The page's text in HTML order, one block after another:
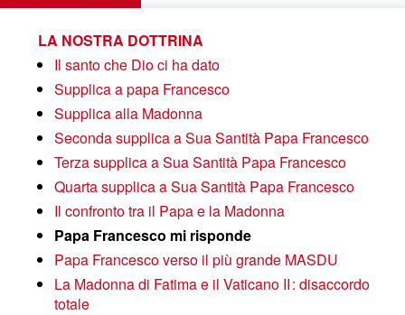
LA NOSTRA DOTTRINA
Il santo che Dio ci ha dato
Supplica a papa Francesco
Supplica alla Madonna
Seconda supplica a Sua Santità Papa Francesco
Terza supplica a Sua Santità Papa Francesco
Quarta supplica a Sua Santità Papa Francesco
Il confronto tra il Papa e la Madonna
Papa Francesco mi risponde
Papa Francesco verso il più grande MASDU
La Madonna di Fatima e il Vaticano II : disaccordo
totale